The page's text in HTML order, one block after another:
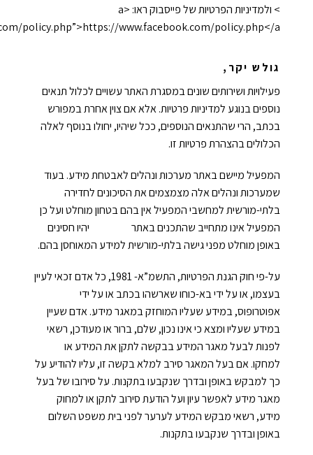
> ולמדיניות הפרטיות של פייסבוק ראו: <a
policy.php”>https://www.facebook.com/policy.php</a>.
גולש יקר,
פעילויות ושירותים שונים במסגרת האתר עשויים לכלול תנאים
נוספים בנוגע למדיניות פרטיות. אלא אם צוין אחרת במפורש
בכתב, הרי שהתנאים הנוספים, ככל שיהיו, יחולו בנוסף לאלה
הכלולים בהצהרת פרטיות זו.
המפעיל מיישם באתר מערכות ונהלים לאבטחת מידע. בעוד
שמערכות ונהלים אלה מצמצמים את הסיכונים לחדירה
בלתי-מורשית למחשבי המפעיל אין בהם בטחון מוחלט ועל כן
המפעיל אינו מתחייב שהתכנים באתר יהיו חסינים
באופן מוחלט מפני גישה בלתי-מורשית למידע המאוחסן בהם.
על-פי חוק הגנת הפרטיות, התשמ”א- 1981, כל אדם זכאי לעיין
בעצמו, או על ידי בא-כוחו שארשהו בכתב או על ידי
אפוטרופוס, במידע שעליו המוחזק במאגר מידע. אדם שעיין
במידע שעליו ומצא כי אינו נכון, שלם, ברור או מעודכן, רשאי
לפנות לבעל מאגר המידע בבקשה לתקן את המידע או
למחקו. אם בעל המאגר סירב למלא בקשה זו, עליו להודיע על
כך למבקש באופן ובדרך שנקבעו בתקנות. על סירובו של בעל
מאגר מידע לאפשר עיון ועל הודעת סירוב לתקן או למחוק
מידע, רשאי מבקש המידע לערער לפני בית משפט השלום
באופן ובדרך שנקבעו בתקנות.